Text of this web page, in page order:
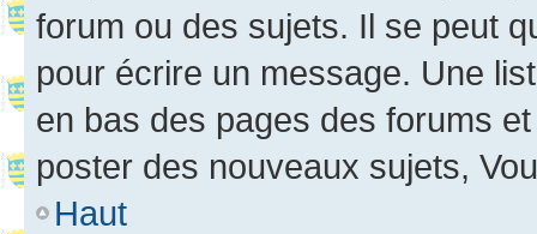
forum ou des sujets. Il se peut
pour écrire un message. Une
en bas des pages des forums
poster des nouveaux sujets,
Haut